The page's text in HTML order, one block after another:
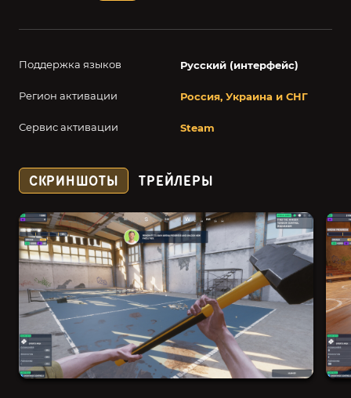
Поддержка языков Русский (интерфейс)
Регион активации Россия, Украина и СНГ
Сервис активации Steam
СКРИНШОТЫ ТРЕЙЛЕРЫ